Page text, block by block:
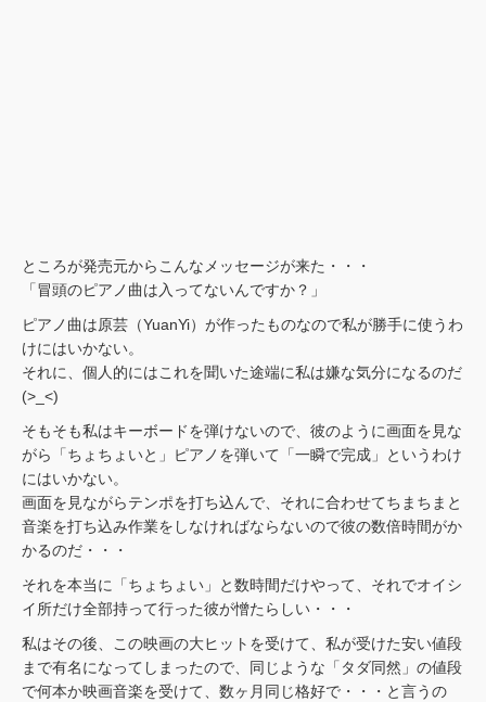
ところが発売元からこんなメッセージが来た・・・
「冒頭のピアノ曲は入ってないんですか？」
ピアノ曲は原芸（YuanYi）が作ったものなので私が勝手に使うわ
けにはいかない。
それに、個人的にはこれを聞いた途端に私は嫌な気分になるのだ
(>_<)
そもそも私はキーボードを弾けないので、彼のように画面を見な
がら「ちょちょいと」ピアノを弾いて「一瞬で完成」というわけ
にはいかない。
画面を見ながらテンポを打ち込んで、それに合わせてちまちまと
音楽を打ち込み作業をしなければならないので彼の数倍時間がか
かるのだ・・・
それを本当に「ちょちょい」と数時間だけやって、それでオイシ
イ所だけ全部持って行った彼が憎たらしい・・・
私はその後、この映画の大ヒットを受けて、私が受けた安い値段
まで有名になってしまったので、同じような「タダ同然」の値段
で何本か映画音楽を受けて、数ヶ月同じ格好で・・・と言うの